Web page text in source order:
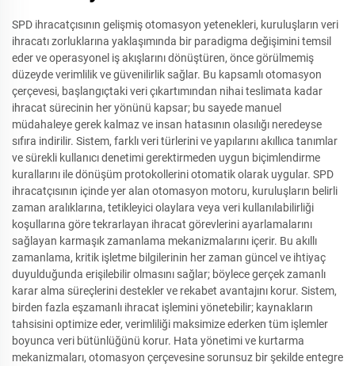
SPD ihracatçısının gelişmiş otomasyon yetenekleri, kuruluşların veri
ihracatı zorluklarına yaklaşımında bir paradigma değişimini temsil
eder ve operasyonel iş akışlarını dönüştüren, önce görülmemiş
düzeyde verimlilik ve güvenilirlik sağlar. Bu kapsamlı otomasyon
çerçevesi, başlangıçtaki veri çıkartımından nihai teslimata kadar
ihracat sürecinin her yönünü kapsar; bu sayede manuel
müdahaleye gerek kalmaz ve insan hatasının olasılığı neredeyse
sıfıra indirilir. Sistem, farklı veri türlerini ve yapılarını akıllıca tanımlar
ve sürekli kullanıcı denetimi gerektirmeden uygun biçimlendirme
kurallarını ile dönüşüm protokollerini otomatik olarak uygular. SPD
ihracatçısının içinde yer alan otomasyon motoru, kuruluşların belirli
zaman aralıklarına, tetikleyici olaylara veya veri kullanılabilirliği
koşullarına göre tekrarlayan ihracat görevlerini ayarlamalarını
sağlayan karmaşık zamanlama mekanizmalarını içerir. Bu akıllı
zamanlama, kritik işletme bilgilerinin her zaman güncel ve ihtiyaç
duyulduğunda erişilebilir olmasını sağlar; böylece gerçek zamanlı
karar alma süreçlerini destekler ve rekabet avantajını korur. Sistem,
birden fazla eşzamanlı ihracat işlemini yönetebilir; kaynakların
tahsisini optimize eder, verimliliği maksimize ederken tüm işlemler
boyunca veri bütünlüğünü korur. Hata yönetimi ve kurtarma
mekanizmaları, otomasyon çerçevesine sorunsuz bir şekilde entegre